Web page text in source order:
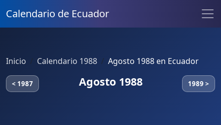
Calendario de Ecuador
Inicio Calendario 1988 Agosto 1988 en Ecuador
< 1987 Agosto 1988 1989 >